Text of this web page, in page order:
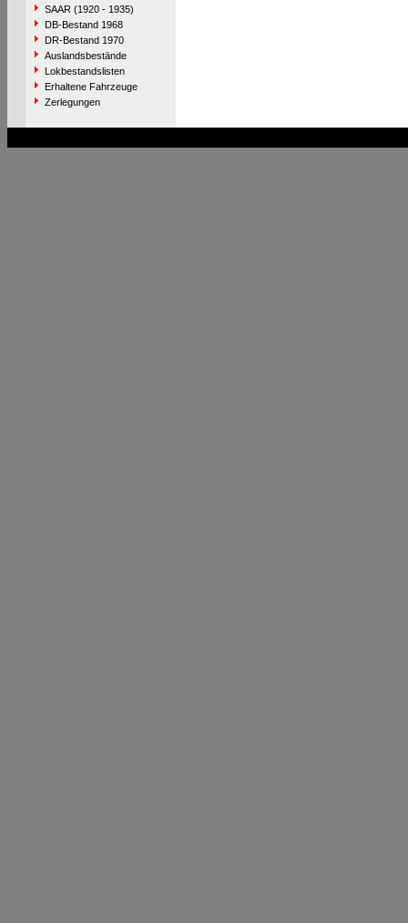
SAAR (1920 - 1935)
DB-Bestand 1968
DR-Bestand 1970
Auslandsbestände
Lokbestandslisten
Erhaltene Fahrzeuge
Zerlegungen